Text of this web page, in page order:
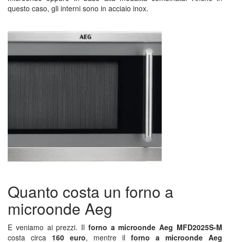
questo caso, gli interni sono in acciaio inox.
Quanto costa un forno a
microonde Aeg
E veniamo ai prezzi. Il forno a microonde Aeg MFD2025S-M
costa circa 160 euro, mentre il forno a microonde Aeg